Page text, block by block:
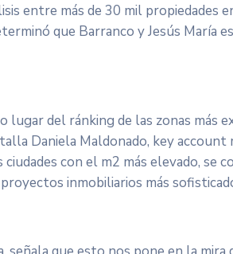
entre más de 30 mil propiedades
que Barranco y Jesús
del ránking de las zonas más
Daniela Maldonado, key
con el m2 más elevado, se
inmobiliarios más